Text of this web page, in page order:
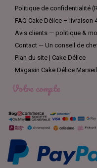
Politique de confidentialité
FAQ Cake Délice – livraison
Avis clients — politique &
Contact — Un conseil de
Plan du site | Cake Délice
Magasin Cake Délice
Votre compte